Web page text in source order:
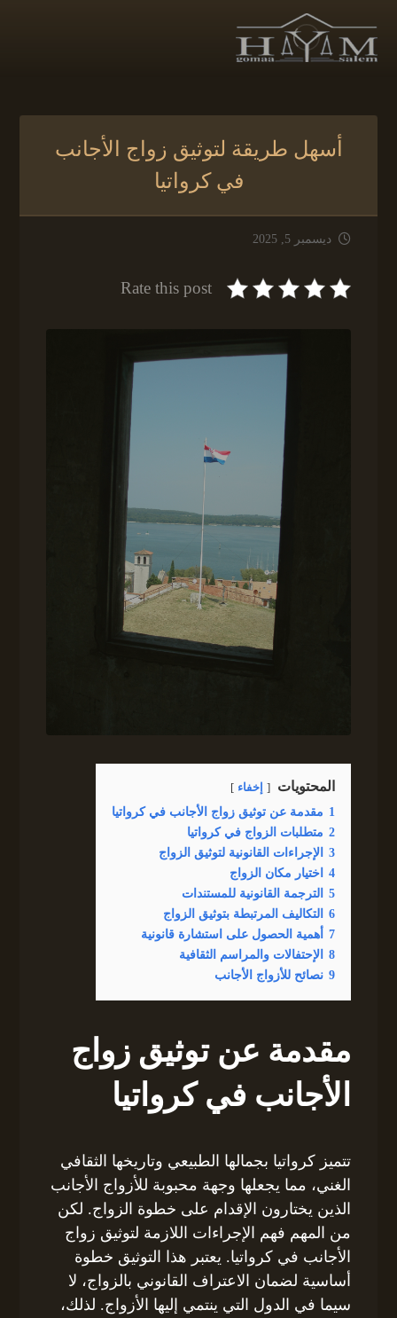
أسهل طريقة لتوثيق زواج الأجانب
في كرواتيا
ديسمبر 5, 2025
Rate this post
المحتويات إخفاء
1 مقدمة عن توثيق زواج الأجانب في كرواتيا
2 متطلبات الزواج في كرواتيا
3 الإجراءات القانونية لتوثيق الزواج
4 اختيار مكان الزواج
5 الترجمة القانونية للمستندات
6 التكاليف المرتبطة بتوثيق الزواج
7 أهمية الحصول على استشارة قانونية
8 الإحتفالات والمراسم الثقافية
9 نصائح للأزواج الأجانب
مقدمة عن توثيق زواج
الأجانب في كرواتيا
تتميز كرواتيا بجمالها الطبيعي وتاريخها الثقافي
الغني، مما يجعلها وجهة محبوبة للأزواج الأجانب
الذين يختارون الإقدام على خطوة الزواج. لكن
من المهم فهم الإجراءات اللازمة لتوثيق زواج
الأجانب في كرواتيا. يعتبر هذا التوثيق خطوة
أساسية لضمان الاعتراف القانوني بالزواج، لا
سيما في الدول التي ينتمي إليها الأزواج. لذلك،